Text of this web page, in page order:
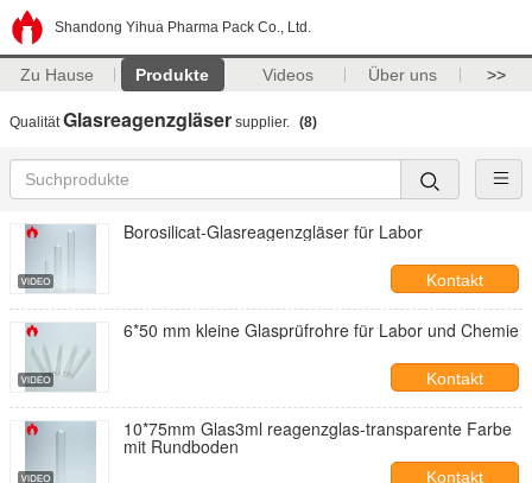
Shandong Yihua Pharma Pack Co., Ltd.
Zu Hause Produkte Videos Über uns >>
QualitätGlasreagenzgläser supplier. (8)
Borosilicat-Glasreagenzgläser für Labor
Kontakt
6*50 mm kleine Glasprüfrohre für Labor und Chemie
Kontakt
10*75mm Glas3ml reagenzglas-transparente Farbe
mit Rundboden
Kontakt